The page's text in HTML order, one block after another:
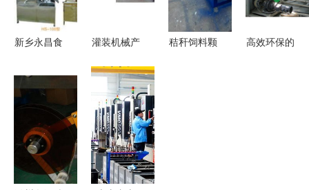
动力
新乡永昌食
的高效“钱
眼商机”
灌装机械产
页 高效稳
定的机械设
备全解析
秸秆饲料颗
高效环保的